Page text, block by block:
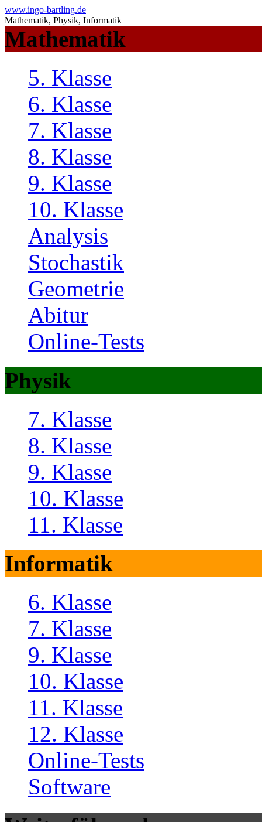
www.ingo-bartling.de
Mathematik, Physik, Informatik
Mathematik
5. Klasse
6. Klasse
7. Klasse
8. Klasse
9. Klasse
10. Klasse
Analysis
Stochastik
Geometrie
Abitur
Online-Tests
Physik
7. Klasse
8. Klasse
9. Klasse
10. Klasse
11. Klasse
Informatik
6. Klasse
7. Klasse
9. Klasse
10. Klasse
11. Klasse
12. Klasse
Online-Tests
Software